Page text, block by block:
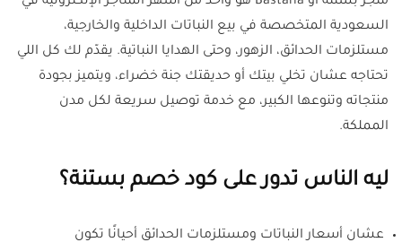
السعودية المتخصصة في بيع النباتات الداخلية والخارجية،
مستلزمات الحدائق، الزهور، وحتى الهدايا النباتية. يقدّم لك كل اللي
تحتاجه عشان تخلي بيتك أو حديقتك جنة خضراء، ويتميز بجودة
منتجاته وتنوعها الكبير، مع خدمة توصيل سريعة لكل مدن
المملكة.
ليه الناس تدور على كود خصم بستنة؟
عشان أسعار النباتات ومستلزمات الحدائق أحيانًا تكون